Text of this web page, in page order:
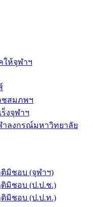
ให้จุฬาฯ
ชสมภพฯ
งจุฬาฯ
าลงกรณ์มหาวิทยาลัย
มิชอบ (จุฬาฯ)
มิชอบ (ป.ป.ช.)
มิชอบ (ป.ป.ท.)